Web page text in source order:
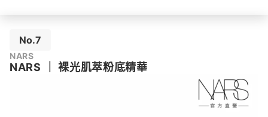
No.7
NARS
NARS ｜裸光肌萃粉底精華